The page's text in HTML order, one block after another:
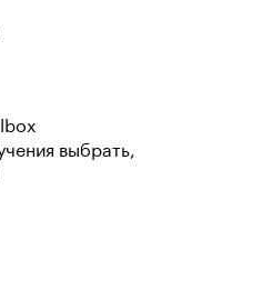
выбрать,